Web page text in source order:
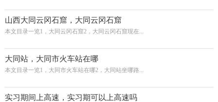
山西大同云冈石窟，大同云冈石窟
本文目录一览1，大同云冈石窟2，大同云冈石窟现在...
大同站，大同市火车站在哪
本文目录一览1，大同市火车站在哪2，大同站坐哪路...
实习期间上高速，实习期可以上高速吗